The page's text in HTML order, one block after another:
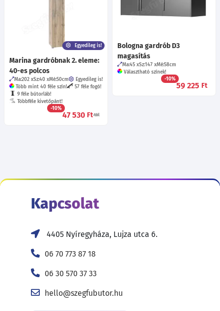
Bologna gardrób D3
magasítás
Ma:45 Sz:147 Mé:58cm
Választható színek!
-10%
59 225 Ft
Egyedileg is!
Marina gardróbnak 2. eleme:
40-es polcos
Ma:202 Sz:40 Mé:50cm
Egyedileg is!
Több mint 40 féle szín!
57 féle fogó!
9 féle bútorláb!
Többféle kivetőpánt!
-10%
47 530 Ft-tól
Kapcsolat
4405 Nyíregyháza, Lujza utca 6.
06 70 773 87 18
06 30 570 37 33
hello@szegfubutor.hu